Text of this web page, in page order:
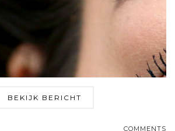
BEKIJK BERICHT
COMMENTS